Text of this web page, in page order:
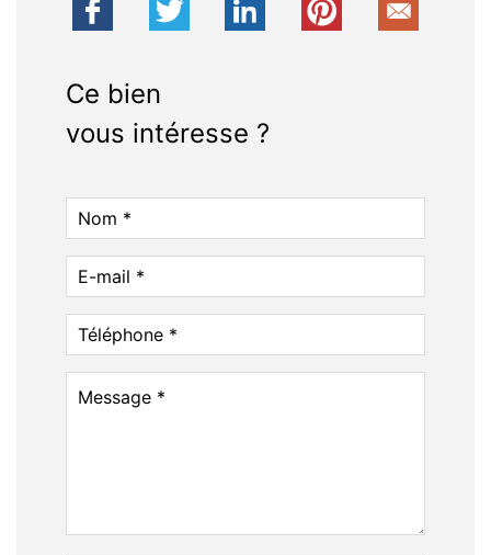
Ce bien
vous intéresse ?